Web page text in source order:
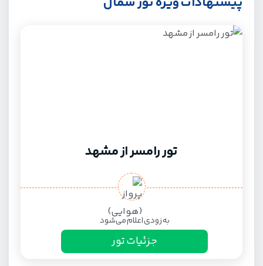
تور رامسر از مشهد
به زودی اعلام می‌شود
جزئیات تور